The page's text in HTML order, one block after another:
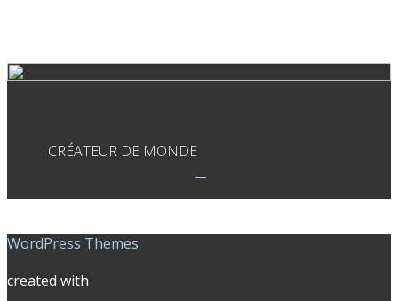
CRÉATEUR DE MONDE
WordPress Themes
created with